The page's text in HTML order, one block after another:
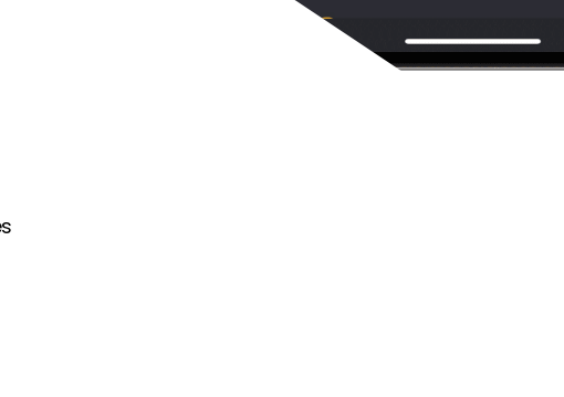
genau richtig.